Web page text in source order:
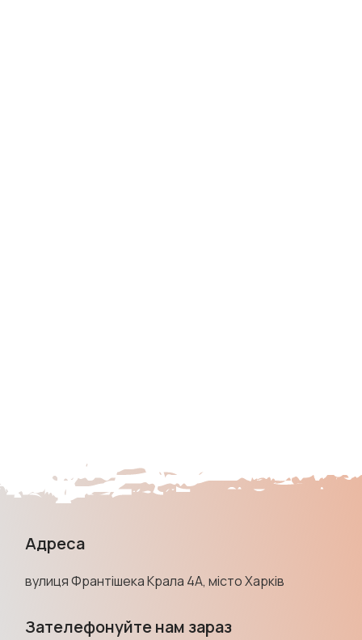
Адреса
вулиця Франтішека Крала 4А, місто Харків
Зателефонуйте нам зараз